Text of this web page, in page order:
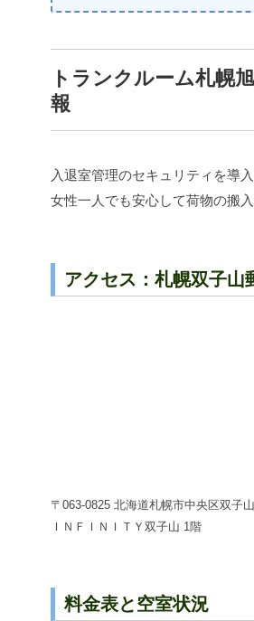
トランクルーム札幌
報
入退室管理のセキュリティを導
女性一人でも安心して荷物の搬入
アクセス：札幌双子山
〒063-0825 北海道札幌市中央区双子
ＩＮＦＩＮＩＴＹ双子山 1階
料金表と空室状況